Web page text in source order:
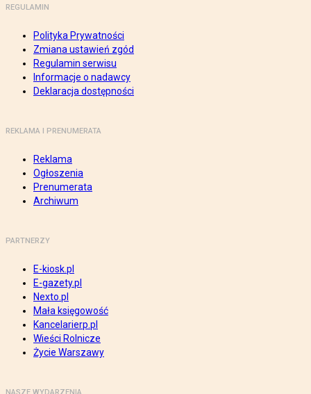
REGULAMIN
Polityka Prywatności
Zmiana ustawień zgód
Regulamin serwisu
Informacje o nadawcy
Deklaracja dostępności
REKLAMA I PRENUMERATA
Reklama
Ogłoszenia
Prenumerata
Archiwum
PARTNERZY
E-kiosk.pl
E-gazety.pl
Nexto.pl
Mała księgowość
Kancelarierp.pl
Wieści Rolnicze
Życie Warszawy